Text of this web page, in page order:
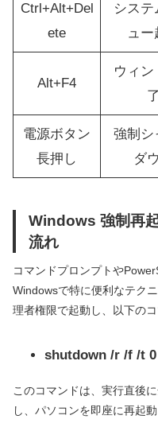
Ctrl+Alt+Del
ete
システ
ュー
Alt+F4
ウィン
了
電源ボタン
長押し
強制シ
ダ
Windows 強制再
流れ
コマンドプロンプトや
Windowsで特に便利なテク
理者権限で起動し、以下の
shutdown /r /f /t 0
このコマンドは、実行直後
し、パソコンを即座に再起